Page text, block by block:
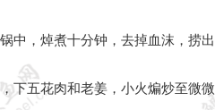
中，焯煮十分钟，去掉血沫，捞
下五花肉和老姜，小火煸炒至微